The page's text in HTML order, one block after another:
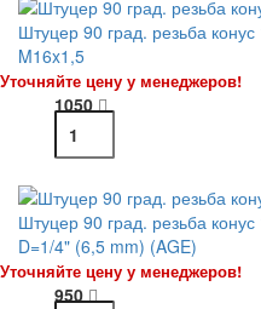
Штуцер 90 град. резьба
M16x1,5
Уточняйте цену у менеджеров!
1050
Штуцер 90 град. резьба
D=1/4" (6,5 mm) (AGE)
Уточняйте цену у менеджеров!
950